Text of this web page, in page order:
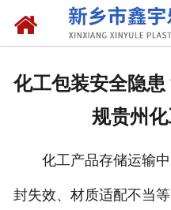
化工包装安全隐
规贵州
化工产品存储运输中
封失效、材质适配不当